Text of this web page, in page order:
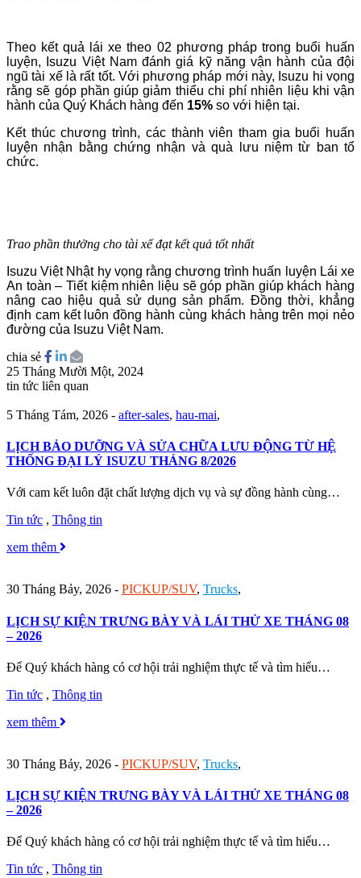
Theo kết quả lái xe theo 02 phương pháp trong buổi huấn
luyện, Isuzu Việt Nam đánh giá kỹ năng vận hành của đội
ngũ tài xế là rất tốt. Với phương pháp mới này, Isuzu hi vọng
rằng sẽ góp phần giúp giảm thiểu chi phí nhiên liệu khi vận
hành của Quý Khách hàng đến 15% so với hiện tại.
Kết thúc chương trình, các thành viên tham gia buổi huấn
luyện nhận bằng chứng nhận và quà lưu niệm từ ban tổ
chức.
Trao phần thưởng cho tài xế đạt kết quả tốt nhất
Isuzu Việt Nhật hy vọng rằng chương trình huấn luyện Lái xe
An toàn – Tiết kiệm nhiên liệu sẽ góp phần giúp khách hàng
nâng cao hiệu quả sử dụng sản phẩm. Đồng thời, khẳng
định cam kết luôn đồng hành cùng khách hàng trên mọi nẻo
đường của Isuzu Việt Nam.
chia sẻ
25 Tháng Mười Một, 2024
tin tức liên quan
5 Tháng Tám, 2026 - after-sales, hau-mai,
LỊCH BẢO DƯỠNG VÀ SỬA CHỮA LƯU ĐỘNG TỪ HỆ
THỐNG ĐẠI LÝ ISUZU THÁNG 8/2026
Với cam kết luôn đặt chất lượng dịch vụ và sự đồng hành cùng…
Tin tức , Thông tin
xem thêm
30 Tháng Bảy, 2026 - PICKUP/SUV, Trucks,
LỊCH SỰ KIỆN TRƯNG BÀY VÀ LÁI THỬ XE THÁNG 08
– 2026
Để Quý khách hàng có cơ hội trải nghiệm thực tế và tìm hiểu…
Tin tức , Thông tin
xem thêm
30 Tháng Bảy, 2026 - PICKUP/SUV, Trucks,
LỊCH SỰ KIỆN TRƯNG BÀY VÀ LÁI THỬ XE THÁNG 08
– 2026
Để Quý khách hàng có cơ hội trải nghiệm thực tế và tìm hiểu…
Tin tức , Thông tin